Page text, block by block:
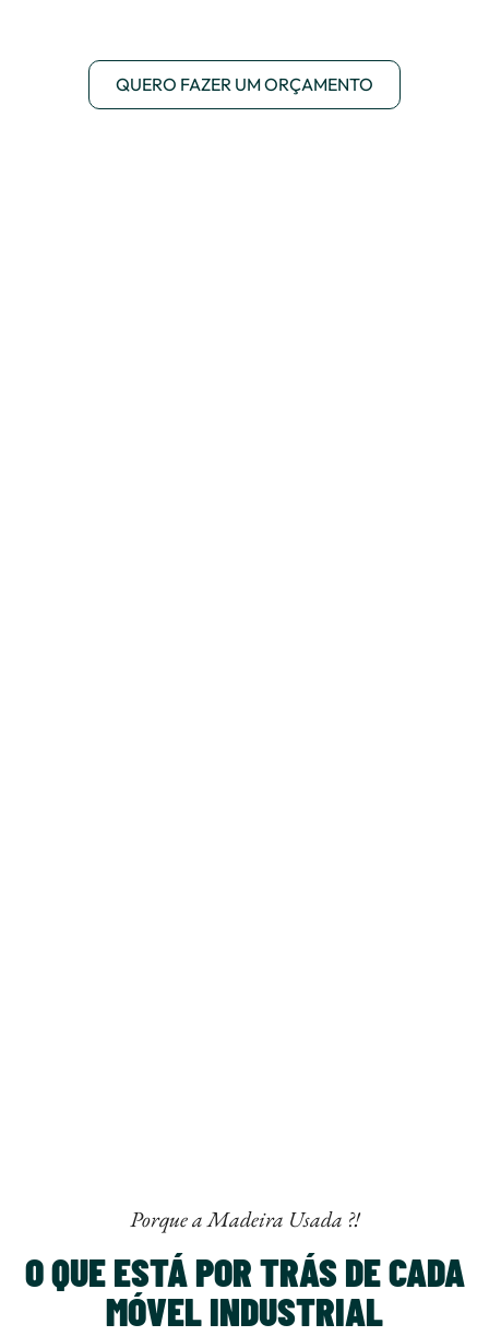
QUERO FAZER UM ORÇAMENTO
Porque a Madeira Usada ?!
O QUE ESTÁ POR TRÁS DE CADA
MÓVEL INDUSTRIAL